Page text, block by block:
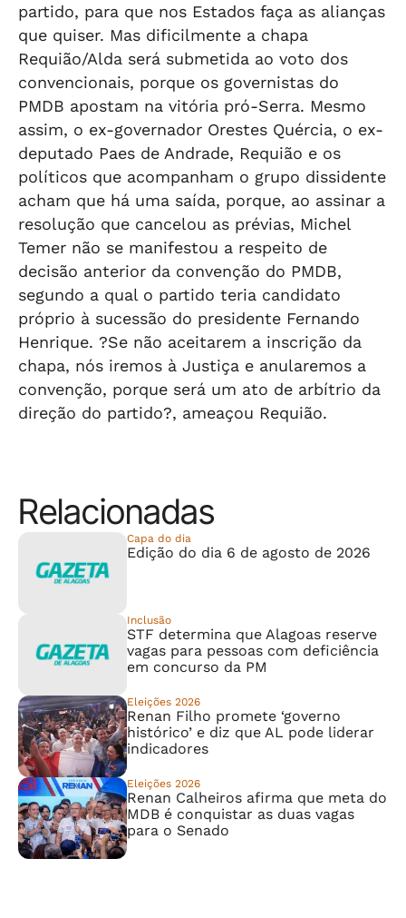
partido, para que nos Estados faça as alianças
que quiser. Mas dificilmente a chapa
Requião/Alda será submetida ao voto dos
convencionais, porque os governistas do
PMDB apostam na vitória pró-Serra. Mesmo
assim, o ex-governador Orestes Quércia, o ex-
deputado Paes de Andrade, Requião e os
políticos que acompanham o grupo dissidente
acham que há uma saída, porque, ao assinar a
resolução que cancelou as prévias, Michel
Temer não se manifestou a respeito de
decisão anterior da convenção do PMDB,
segundo a qual o partido teria candidato
próprio à sucessão do presidente Fernando
Henrique. ?Se não aceitarem a inscrição da
chapa, nós iremos à Justiça e anularemos a
convenção, porque será um ato de arbítrio da
direção do partido?, ameaçou Requião.
Relacionadas
Capa do dia
Edição do dia 6 de agosto de 2026
Inclusão
STF determina que Alagoas reserve
vagas para pessoas com deficiência
em concurso da PM
Eleições 2026
Renan Filho promete ‘governo
histórico’ e diz que AL pode liderar
indicadores
Eleições 2026
Renan Calheiros afirma que meta do
MDB é conquistar as duas vagas
para o Senado